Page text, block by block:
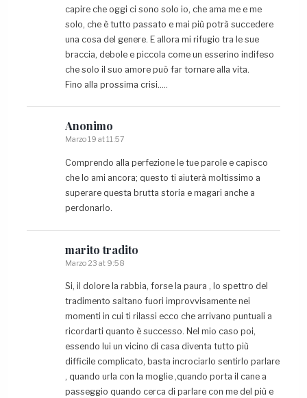
capire che oggi ci sono solo io, che ama me e me
solo, che è tutto passato e mai più potrà succedere
una cosa del genere. E allora mi rifugio tra le sue
braccia, debole e piccola come un esserino indifeso
che solo il suo amore può far tornare alla vita.
Fino alla prossima crisi…..
Anonimo
Marzo 19 at 11:57
Comprendo alla perfezione le tue parole e capisco
che lo ami ancora; questo ti aiuterà moltissimo a
superare questa brutta storia e magari anche a
perdonarlo.
marito tradito
Marzo 23 at 9:58
Si, il dolore la rabbia, forse la paura , lo spettro del
tradimento saltano fuori improvvisamente nei
momenti in cui ti rilassi ecco che arrivano puntuali a
ricordarti quanto è successo. Nel mio caso poi,
essendo lui un vicino di casa diventa tutto più
difficile complicato, basta incrociarlo sentirlo parlare
, quando urla con la moglie ,quando porta il cane a
passeggio quando cerca di parlare con me del più e